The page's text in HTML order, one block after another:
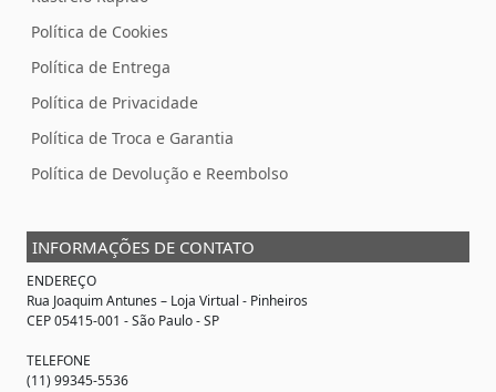
Política de Cookies
Política de Entrega
Política de Privacidade
Política de Troca e Garantia
Política de Devolução e Reembolso
INFORMAÇÕES DE CONTATO
ENDEREÇO
Rua Joaquim Antunes – Loja Virtual - Pinheiros
CEP 05415-001 - São Paulo - SP
TELEFONE
(11) 99345-5536